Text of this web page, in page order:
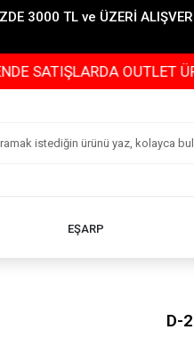
3000 TL ve ÜZERİ
OUTLET
EŞARP
D-